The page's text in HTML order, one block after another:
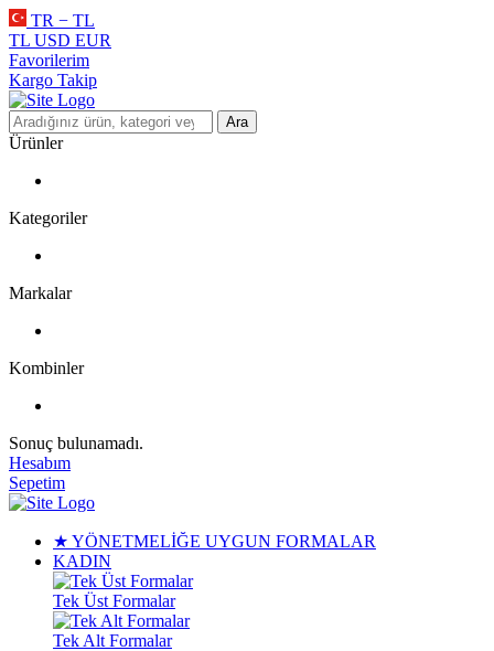
TR − TL
TL USD EUR
Favorilerim
Kargo Takip
Ara
Ürünler
Kategoriler
Markalar
Kombinler
Sonuç bulunamadı.
Hesabım
Sepetim
★ YÖNETMELİĞE UYGUN FORMALAR
KADIN
Tek Üst Formalar
Tek Alt Formalar